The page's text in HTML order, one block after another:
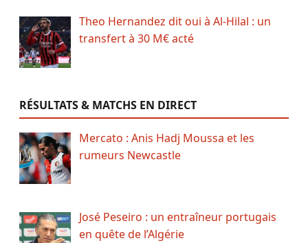
Theo Hernandez dit oui à Al-Hilal : un
transfert à 30 M€ acté
RÉSULTATS & MATCHS EN DIRECT
Mercato : Anis Hadj Moussa et les
rumeurs Newcastle
José Peseiro : un entraîneur portugais
en quête de l’Algérie